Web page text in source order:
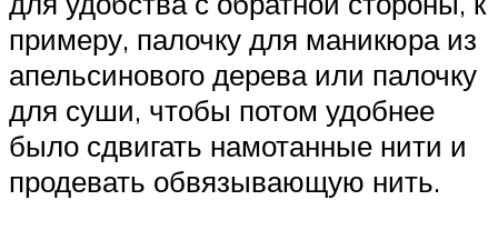
примеру, палочку для маникюра из
апельсинового дерева или палочку
для суши, чтобы потом удобнее
было сдвигать намотанные нити и
продевать обвязывающую нить.